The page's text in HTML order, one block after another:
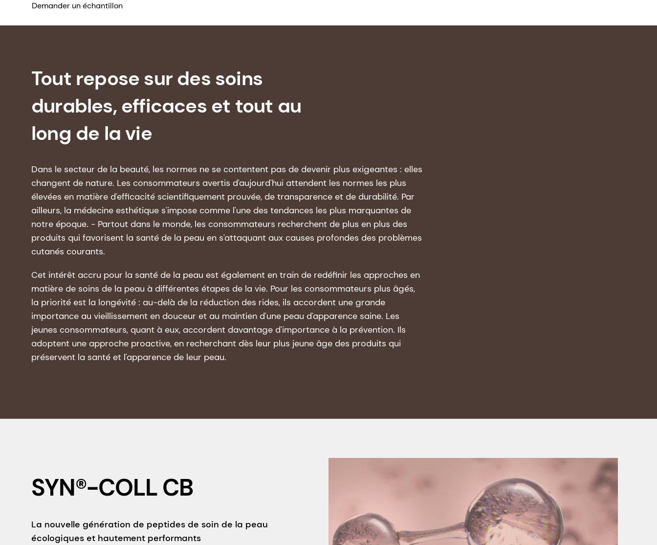
Demander un échantillon
Tout repose sur des soins
durables, efficaces et tout au
long de la vie
Dans le secteur de la beauté, les normes ne se contentent pas de devenir plus exigeantes : elles
changent de nature. Les consommateurs avertis d'aujourd'hui attendent les normes les plus
élevées en matière d'efficacité scientifiquement prouvée, de transparence et de durabilité. Par
ailleurs, la médecine esthétique s'impose comme l'une des tendances les plus marquantes de
notre époque. - Partout dans le monde, les consommateurs recherchent de plus en plus des
produits qui favorisent la santé de la peau en s'attaquant aux causes profondes des problèmes
cutanés courants.
Cet intérêt accru pour la santé de la peau est également en train de redéfinir les approches en
matière de soins de la peau à différentes étapes de la vie. Pour les consommateurs plus âgés,
la priorité est la longévité : au-delà de la réduction des rides, ils accordent une grande
importance au vieillissement en douceur et au maintien d'une peau d'apparence saine. Les
jeunes consommateurs, quant à eux, accordent davantage d'importance à la prévention. Ils
adoptent une approche proactive, en recherchant dès leur plus jeune âge des produits qui
préservent la santé et l'apparence de leur peau.
SYN®-COLL CB
La nouvelle génération de peptides de soin de la peau
écologiques et hautement performants